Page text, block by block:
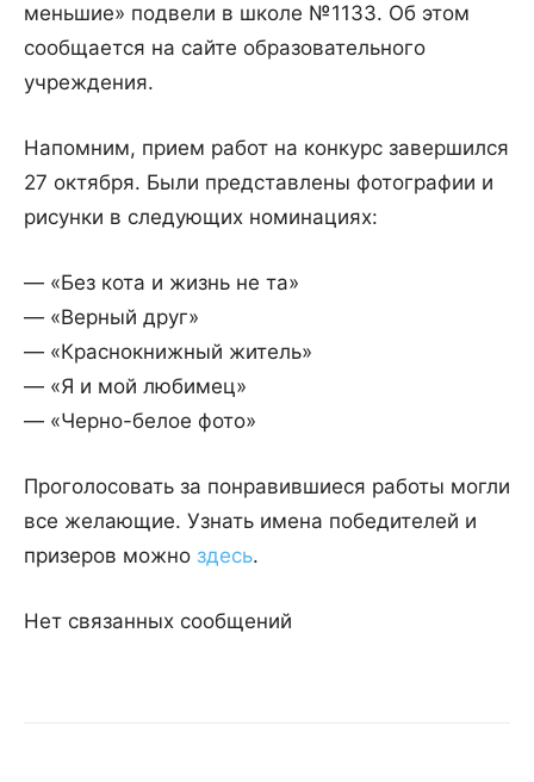
меньшие» подвели в школе №1133. Об этом
сообщается на сайте образовательного
учреждения.
Напомним, прием работ на конкурс завершился
27 октября. Были представлены фотографии и
рисунки в следующих номинациях:
— «Без кота и жизнь не та»
— «Верный друг»
— «Краснокнижный житель»
— «Я и мой любимец»
— «Черно-белое фото»
Проголосовать за понравившиеся работы могли
все желающие. Узнать имена победителей и
призеров можно здесь.
Нет связанных сообщений